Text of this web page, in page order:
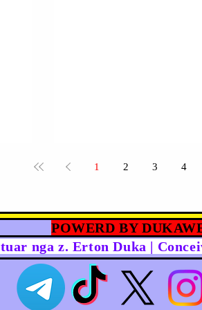
1 2 3 4
POWERD BY
nga z. Erton Duka |